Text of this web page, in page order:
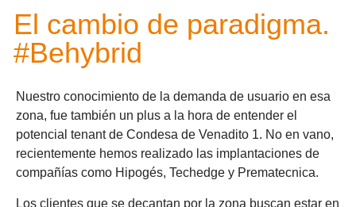
El cambio de paradigma.
#Behybrid
Nuestro conocimiento de la demanda de usuario en esa
zona, fue también un plus a la hora de entender el
potencial tenant de Condesa de Venadito 1. No en vano,
recientemente hemos realizado las implantaciones de
compañías como Hipogés, Techedge y Prematecnica.
Los clientes que se decantan por la zona buscan estar en